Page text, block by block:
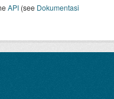
API (see Dokumentasi